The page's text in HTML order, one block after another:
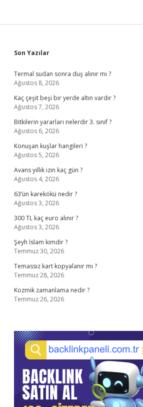
Sidebar
Son Yazılar
Termal sudan sonra duş alınır mı ?
Ağustos 8, 2026
Kaç çeşit beşi bir yerde altın vardır ?
Ağustos 7, 2026
Bitkilerin yararları nelerdir 3. sınıf ?
Ağustos 6, 2026
Konuşan kuşlar hangileri ?
Ağustos 5, 2026
Avans yıllık izin kaç gün ?
Ağustos 4, 2026
63’ün karekökü nedir ?
Ağustos 3, 2026
300 TL kaç euro alınır ?
Ağustos 3, 2026
Şeyh İslam kimdir ?
Temmuz 30, 2026
Temassız kart kopyalanır mı ?
Temmuz 28, 2026
Kozmik zamanlama nedir ?
Temmuz 26, 2026